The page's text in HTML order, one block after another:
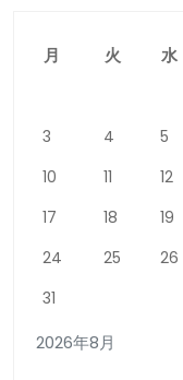
2026年8月
月 火 水
3
4 5
10
11 12
17
18 19
24
25 26
31